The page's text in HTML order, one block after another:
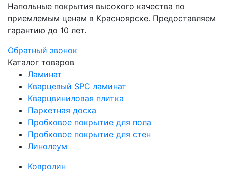
Напольные покрытия высокого качества по
приемлемым ценам в Красноярске. Предоставляем
гарантию до 10 лет.
Обратный звонок
Каталог товаров
Ламинат
Кварцевый SPC ламинат
Кварцвиниловая плитка
Паркетная доска
Пробковое покрытие для пола
Пробковое покрытие для стен
Линолеум
Ковролин